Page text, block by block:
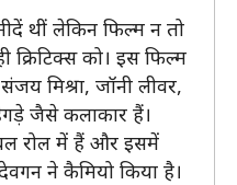
थीं लेकिन फिल्म न तो
क्रिटिक्स को। इस फिल्म
मिश्रा, जॉनी लीवर,
जैसे कलाकार हैं।
रोल में हैं और इसमें
ने कैमियो किया है।